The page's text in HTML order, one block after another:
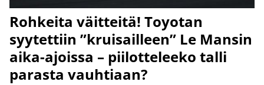
Rohkeita väitteitä! Toyotan
syytettiin ”kruisailleen” Le Mansin
aika-ajoissa – piilotteleeko talli
parasta vauhtiaan?